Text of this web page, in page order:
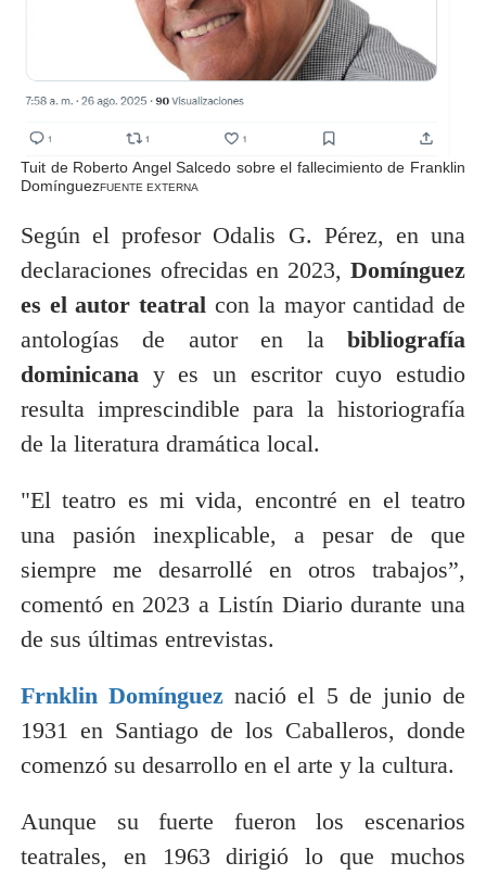
Tuit de Roberto Angel Salcedo sobre el fallecimiento de Franklin
DomínguezFUENTE EXTERNA
Según el profesor Odalis G. Pérez, en una
declaraciones ofrecidas en 2023,Domínguez
es el autor teatral con la mayor cantidad de
antologías de autor en labibliografía
dominicana y es un escritor cuyo estudio
resulta imprescindible para la historiografía
de la literatura dramática local.
"El teatro es mi vida, encontré en el teatro
una pasión inexplicable, a pesar de que
siempre me desarrollé en otros trabajos”,
comentó en 2023 a Listín Diario durante una
de sus últimas entrevistas.
Frnklin Domínguez nació el 5 de junio de
1931 en Santiago de los Caballeros, donde
comenzó su desarrollo en el arte y la cultura.
Aunque su fuerte fueron los escenarios
teatrales, en 1963 dirigió lo que muchos